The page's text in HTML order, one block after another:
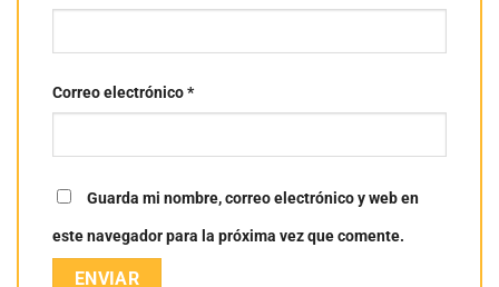
Correo electrónico*
Guarda mi nombre, correo electrónico y web en
este navegador para la próxima vez que comente.